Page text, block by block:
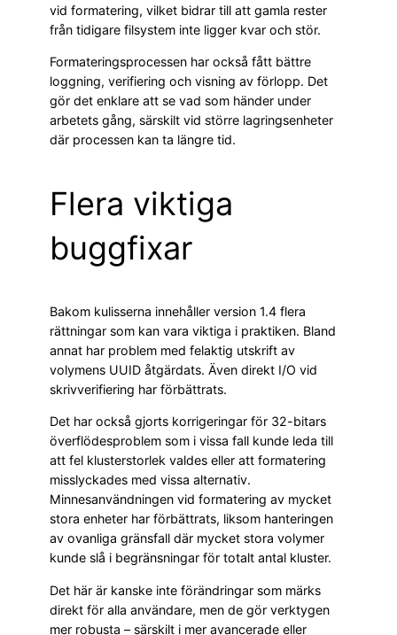
vid formatering, vilket bidrar till att gamla rester
från tidigare filsystem inte ligger kvar och stör.
Formateringsprocessen har också fått bättre
loggning, verifiering och visning av förlopp. Det
gör det enklare att se vad som händer under
arbetets gång, särskilt vid större lagringsenheter
där processen kan ta längre tid.
Flera viktiga
buggfixar
Bakom kulisserna innehåller version 1.4 flera
rättningar som kan vara viktiga i praktiken. Bland
annat har problem med felaktig utskrift av
volymens UUID åtgärdats. Även direkt I/O vid
skrivverifiering har förbättrats.
Det har också gjorts korrigeringar för 32-bitars
överflödesproblem som i vissa fall kunde leda till
att fel klusterstorlek valdes eller att formatering
misslyckades med vissa alternativ.
Minnesanvändningen vid formatering av mycket
stora enheter har förbättrats, liksom hanteringen
av ovanliga gränsfall där mycket stora volymer
kunde slå i begränsningar för totalt antal kluster.
Det här är kanske inte förändringar som märks
direkt för alla användare, men de gör verktygen
mer robusta – särskilt i mer avancerade eller